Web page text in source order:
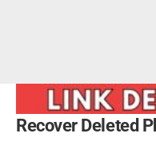
Recover Deleted